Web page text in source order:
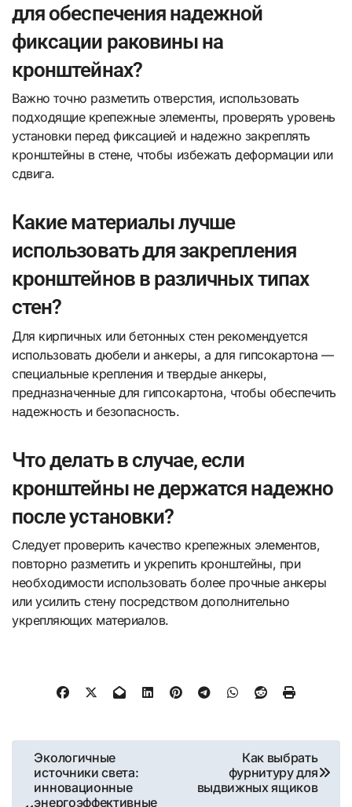
для обеспечения надежной
фиксации раковины на
кронштейнах?
Важно точно разметить отверстия, использовать
подходящие крепежные элементы, проверять уровень
установки перед фиксацией и надежно закреплять
кронштейны в стене, чтобы избежать деформации или
сдвига.
Какие материалы лучше
использовать для закрепления
кронштейнов в различных типах
стен?
Для кирпичных или бетонных стен рекомендуется
использовать дюбели и анкеры, а для гипсокартона —
специальные крепления и твердые анкеры,
предназначенные для гипсокартона, чтобы обеспечить
надежность и безопасность.
Что делать в случае, если
кронштейны не держатся надежно
после установки?
Следует проверить качество крепежных элементов,
повторно разметить и укрепить кронштейны, при
необходимости использовать более прочные анкеры
или усилить стену посредством дополнительно
укрепляющих материалов.
Навигация
Экологичные
источники света:
инновационные
энергоэффективные
Как выбрать
фурнитуру для
выдвижных ящиков